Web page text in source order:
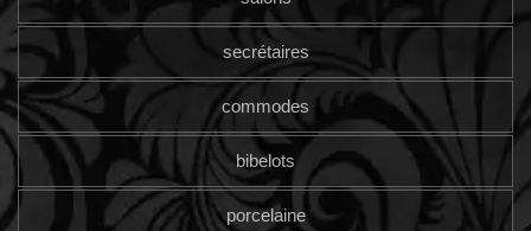
secrétaires
commodes
bibelots
porcelaine